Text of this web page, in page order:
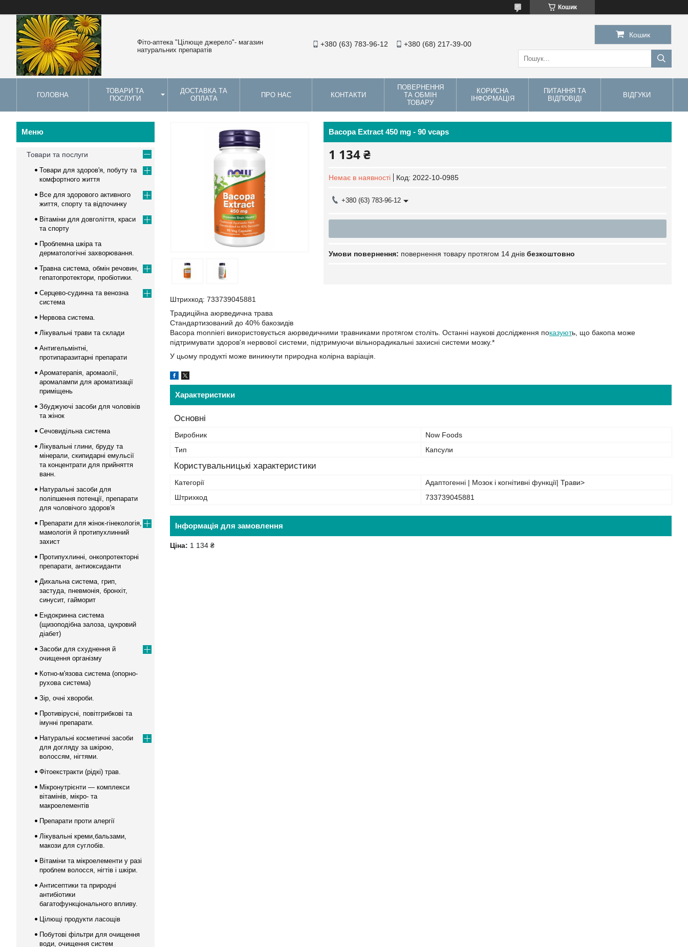
Кошик
Фіто-аптека "Цілюще джерело"- магазин
натуральних препаратів
+380 (63) 783-96-12 +380 (68) 217-39-00
Кошик
ГОЛОВНА
ТОВАРИ ТА
ПОСЛУГИ
ДОСТАВКА ТА
ОПЛАТА
ПРО НАС КОНТАКТИ
ПОВЕРНЕННЯ
ТА ОБМІН
ТОВАРУ
КОРИСНА
ІНФОРМАЦІЯ
ПИТАННЯ ТА
ВІДПОВІДІ
ВІДГУКИ
Bacopa Extract 450 mg - 90 vcaps
1 134 ₴
Немає в наявності Код: 2022-10-0985
+380 (63) 783-96-12
повернення товару протягом 14 днів безкоштовно
Штрихкод: 733739045881
Традиційна аюрведична трава
Стандартизований до 40% бакозидів
Bacopa monnieri використовується аюрведичними травниками протягом століть. Останні наукові дослідження показують, що бакопа може
підтримувати здоров'я нервової системи, підтримуючи вільнорадикальні захисні системи мозку.*
У цьому продукті може виникнути природна колірна варіація.
Характеристики
Основні
Виробник
Now Foods
Тип
Капсули
Користувальницькі характеристики
Категорії
Адаптогенні | Мозок і когнітивні функції| Трави>
Штрихкод
733739045881
Інформація для замовлення
Ціна: 1 134 ₴
Товари та послуги
Товари для здоров'я, побуту та
комфортного життя
Все для здорового активного
життя, спорту та відпочинку
Вітаміни для довголіття, краси
та спорту
Проблемна шкіра та
дерматологічні захворювання.
Травна система, обмін речовин,
гепатопротектори, пробіотики.
Серцево-судинна та венозна
система
Нервова система.
Лікувальні трави та склади
Антигельмінтні,
протипаразитарні препарати
Ароматерапія, аромаолії,
аромалампи для ароматизації
приміщень
Збуджуючі засоби для чоловіків
та жінок
Сечовидільна система
Лікувальні глини, бруду та
мінерали, скипидарні емульсії
та концентрати для прийняття
ванн.
Натуральні засоби для
поліпшення потенції, препарати
для чоловічого здоров'я
Препарати для жінок-гінекологія,
мамологія й протипухлинний
захист
Протипухлинні, онкопротекторні
препарати, антиоксиданти
Дихальна система, грип,
застуда, пневмонія, бронхіт,
синусит, гайморит
Ендокринна система
(щизоподібна залоза, цукровий
діабет)
Засоби для схуднення й
очищення організму
Котно-м'язова система (опорно-
рухова система)
Зір, очні хвороби.
Противірусні, повітгрибкові та
імунні препарати.
Натуральні косметичні засоби
для догляду за шкірою,
волоссям, нігтями.
Фітоекстракти (рідкі) трав.
Мікронутрієнти — комплекси
вітамінів, мікро- та
макроелементів
Препарати проти алергії
Лікувальні креми,бальзами,
макози для суглобів.
Вітаміни та мікроелементи у разі
проблем волосся, нігтів і шкіри.
Антисептики та природні
антибіотики
багатофункціонального впливу.
Цілющі продукти ласощів
Побутові фільтри для очищення
води, очищення систем